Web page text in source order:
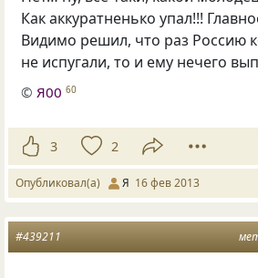
Как аккуратненько упал!!!
Видимо решил, что раз Россию
не испугали, то и ему нечего
© Я00 60
3 2
Опубликовал(а) Я 16 фев 2013
#439211